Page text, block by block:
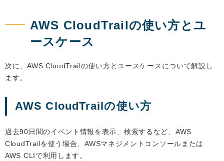
AWS CloudTrailの使い方とユ
ースケース
次に、AWS CloudTrailの使い方とユースケースについて解説し
ます。
AWS CloudTrailの使い方
過去90日間のイベント情報を表示、検索するなど、AWS
CloudTrailを使う場合、AWSマネジメントコンソールまたは
AWS CLIで利用します。